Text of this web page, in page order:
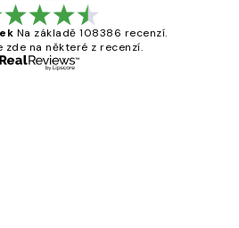
Na základě 108386 recenzí.
zde na některé z recenzí.